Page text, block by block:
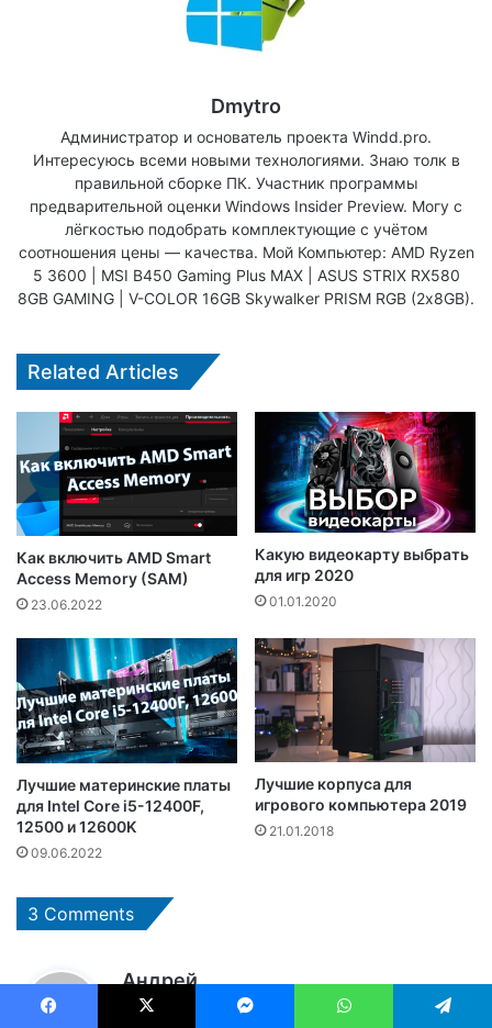
Dmytro
Администратор и основатель проекта Windd.pro.
Интересуюсь всеми новыми технологиями. Знаю толк в
правильной сборке ПК. Участник программы
предварительной оценки Windows Insider Preview. Могу с
лёгкостью подобрать комплектующие с учётом
соотношения цены — качества. Мой Компьютер: AMD Ryzen
5 3600 | MSI B450 Gaming Plus MAX | ASUS STRIX RX580
8GB GAMING | V-COLOR 16GB Skywalker PRISM RGB (2х8GB).
Related Articles
Как включить AMD Smart
Access Memory (SAM)
23.06.2022
Какую видеокарту выбрать
для игр 2020
01.01.2020
Лучшие материнские платы
для Intel Core i5-12400F,
12500 и 12600K
09.06.2022
Лучшие корпуса для
игрового компьютера 2019
21.01.2018
3 Comments
Андрей
11.01.2018 в 07:19